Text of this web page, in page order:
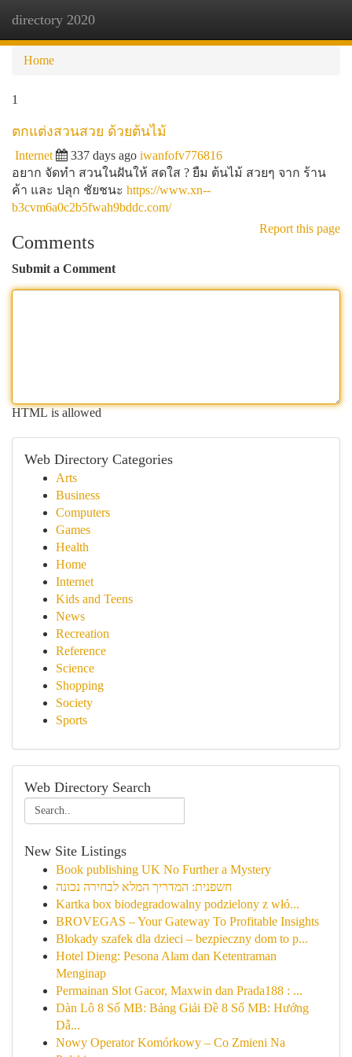
directory 2020
Home
1
ตกแต่งสวนสวย ด้วยต้นไม้
Internet 337 days ago iwanfofv776816
อยาก จัดทำ สวนในฝันให้ สดใส ? ยืม ต้นไม้ สวยๆ จาก ร้าน
ค้า และ ปลุก ชัยชนะ https://www.xn--
b3cvm6a0c2b5fwah9bddc.com/
Report this page
Comments
Submit a Comment
HTML is allowed
Web Directory Categories
Arts
Business
Computers
Games
Health
Home
Internet
Kids and Teens
News
Recreation
Reference
Science
Shopping
Society
Sports
Web Directory Search
New Site Listings
Book publishing UK No Further a Mystery
חשפנית: המדריך המלא לבחירה נכונה
Kartka box biodegradowalny podzielony z włó...
BROVEGAS – Your Gateway To Profitable Insights
Blokady szafek dla dzieci – bezpieczny dom to p...
Hotel Dieng: Pesona Alam dan Ketentraman
Menginap
Permainan Slot Gacor, Maxwin dan Prada188 : ...
Dàn Lô 8 Số MB: Bảng Giải Đề 8 Số MB: Hướng
Dẫ...
Nowy Operator Komórkowy – Co Zmieni Na